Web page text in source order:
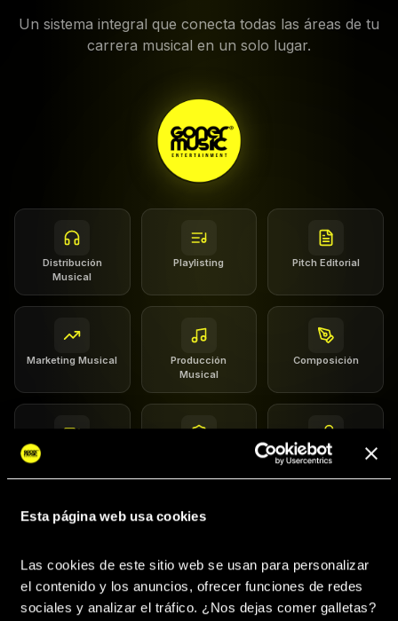
Esta página web usa cookies
Las cookies de este sitio web se usan para personalizar
el contenido y los anuncios, ofrecer funciones de redes
Un sistema integral que conecta todas las áreas de tu
carrera musical en un solo lugar.
Distribución
Musical
Playlisting Pitch Editorial
Marketing Musical
Producción
Musical
Composición
Videolyrics